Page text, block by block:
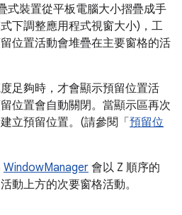
式裝置從平板電腦大小摺疊成手
下調整應用程式視窗大小)，工
位置活動會堆疊在主要窗格的活
足夠時，才會顯示預留位置活
位置會自動關閉。當顯示區再次
立預留位置。(請參閱「預留位
WindowManager 會以 Z 順序的
動上方的次要窗格活動。